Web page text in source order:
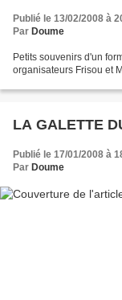
Publié le 13/02/2008 à
Par Doume
Petits souvenirs d'un
organisateurs Frisou et
LA GALETTE
Publié le 17/01/2008 à
Par Doume